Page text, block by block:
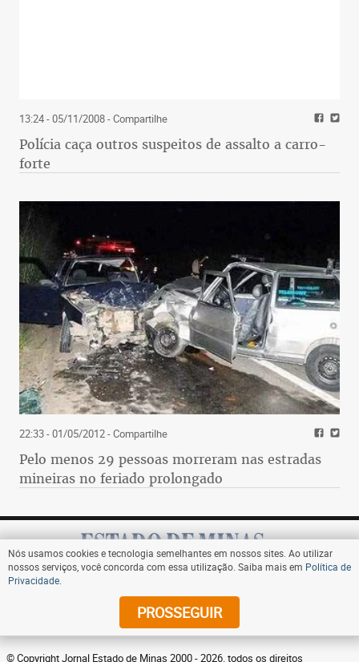
13:24 - 05/11/2008- Compartilhe
Polícia caça outros suspeitos de assalto a carro-
forte
22:33 - 01/05/2012- Compartilhe
Pelo menos 29 pessoas morreram nas estradas
mineiras no feriado prolongado
Assine
© Copyright Jornal Estado de Minas 2000 - 2026. todos os direitos
Nós usamos cookies e tecnologia semelhantes em nossos sites. Ao utilizar
nossos serviços, você concorda com essa utilização. Saiba mais em Política de
Privacidade
PROSSEGUIR